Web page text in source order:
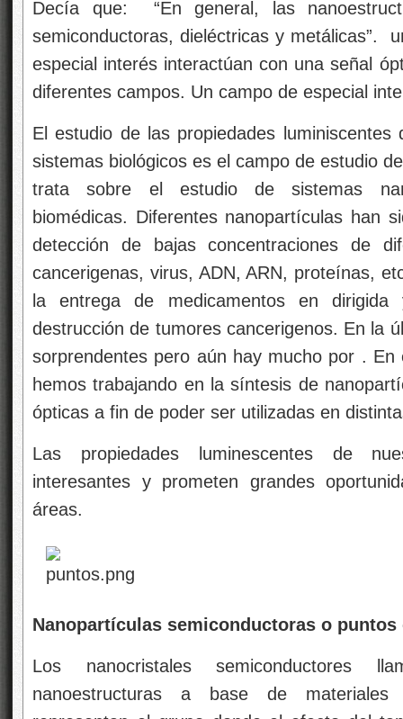
Decía que: “En general, las
semiconductoras, dieléctricas y metálicas”.
especial interés interactúan con una señal
diferentes campos. Un campo de especial
El estudio de las propiedades
sistemas biológicos es el campo de estudio
trata sobre el estudio de sistemas
biomédicas. Diferentes nanopartículas han
detección de bajas concentraciones de
cancerigenas, virus, ADN, ARN, proteínas,
la entrega de medicamentos en
destrucción de tumores cancerigenos. En la
sorprendentes pero aún hay mucho por .
hemos trabajando en la síntesis de
ópticas a fin de poder ser utilizadas en
Las propiedades luminescentes de
interesantes y prometen grandes
áreas.
Nanopartículas semiconductoras o puntos
Los nanocristales semiconductores
nanoestructuras a base de materiales